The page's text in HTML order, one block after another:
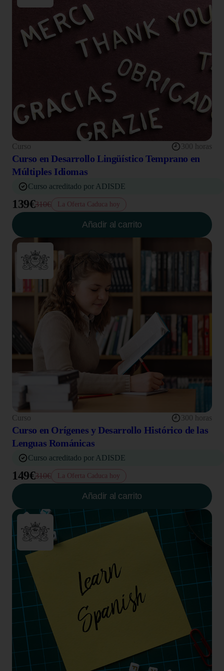
Curso 300 horas
Curso en Desarrollo Lingüístico Temprano en
Múltiples Idiomas
Curso acreditado por ADISDE
139€310€ La Oferta Caduca hoy
Añadir al carrito
Curso 300 horas
Curso en Orígenes y Desarrollo Histórico de las
Lenguas Románicas
Curso acreditado por ADISDE
149€310€ La Oferta Caduca hoy
Añadir al carrito